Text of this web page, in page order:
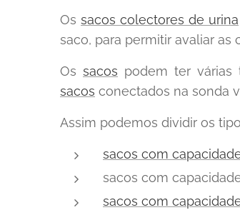
Os sacos colectores de urina
saco, para permitir avaliar as
Os sacos podem ter várias
sacos conectados na sonda
Assim podemos dividir os
sacos com
sacos com
sacos com